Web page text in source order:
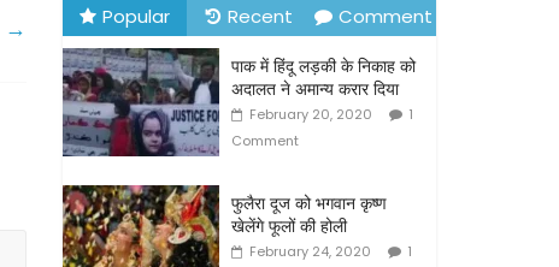
→ Popular Recent Comment
पाक में हिंदू लड़की के निकाह को
अदालत ने अमान्य करार दिया
February 20, 2020
1
Comment
फुलैरा दूज को भगवान कृष्ण
खेलेंगे फूलों की होली
February 24, 2020
1